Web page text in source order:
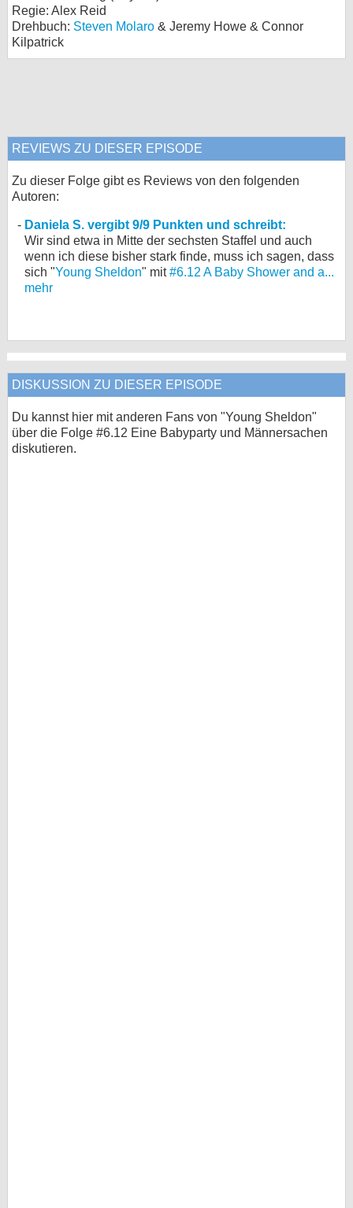
Regie: Alex Reid
Drehbuch: Steven Molaro & Jeremy Howe & Connor
Kilpatrick
REVIEWS ZU DIESER EPISODE
Zu dieser Folge gibt es Reviews von den folgenden
Autoren:
Daniela S. vergibt 9/9 Punkten und schreibt:
Wir sind etwa in Mitte der sechsten Staffel und auch
wenn ich diese bisher stark finde, muss ich sagen, dass
sich "Young Sheldon" mit#6.12 A Baby Shower and a...
mehr
DISKUSSION ZU DIESER EPISODE
Du kannst hier mit anderen Fans von "Young Sheldon"
über die Folge #6.12 Eine Babyparty und Männersachen
diskutieren.